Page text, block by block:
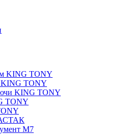
KING TONY
KING TONY
KING TONY
TONY
M7